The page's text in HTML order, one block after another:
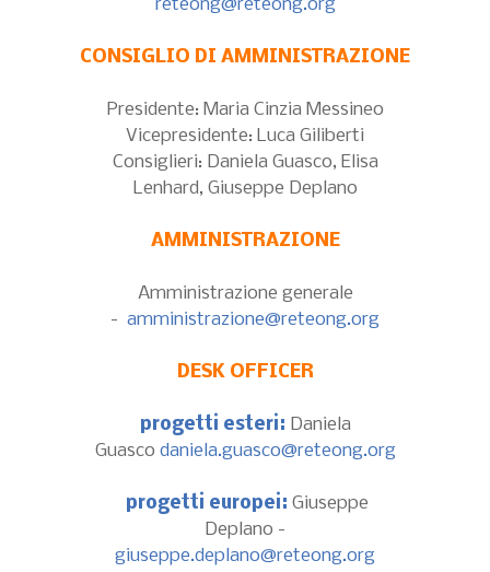
reteong@reteong.org
CONSIGLIO DI AMMINISTRAZIONE
Presidente: Maria Cinzia Messineo
Vicepresidente: Luca Giliberti
Consiglieri: Daniela Guasco, Elisa
Lenhard, Giuseppe Deplano
AMMINISTRAZIONE
Amministrazione generale
- amministrazione@reteong.org
DESK OFFICER
progetti esteri: Daniela
Guasco daniela.guasco@reteong.org
progetti europei: Giuseppe
Deplano -
giuseppe.deplano@reteong.org